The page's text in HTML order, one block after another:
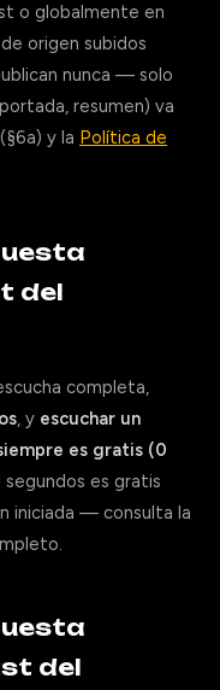
o globalmente en
origen subidos
nunca — solo
resumen) va
(§6a) y la Política de
del
completa,
, y escuchar un
es gratis (0
segundos es gratis
iniciada — consulta la
del